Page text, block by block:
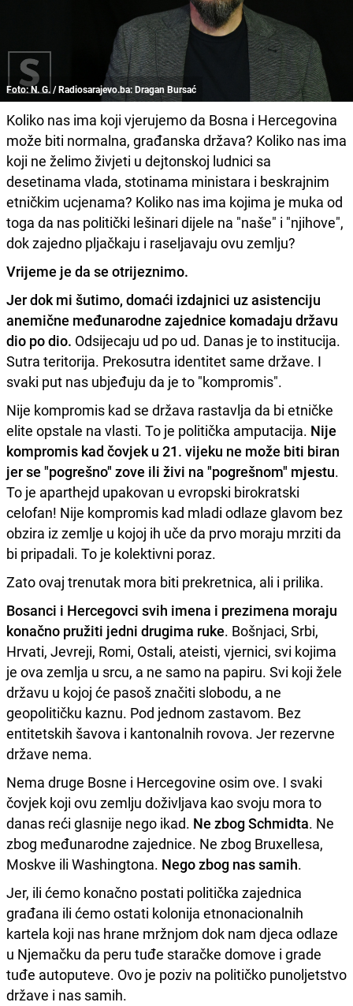
Foto: N. G. / Radiosarajevo.ba: Dragan Bursać
Koliko nas ima koji vjerujemo da Bosna i Hercegovina
može biti normalna, građanska država? Koliko nas ima
koji ne želimo živjeti u dejtonskoj ludnici sa
desetinama vlada, stotinama ministara i beskrajnim
etničkim ucjenama? Koliko nas ima kojima je muka od
toga da nas politički lešinari dijele na "naše" i "njihove",
dok zajedno pljačkaju i raseljavaju ovu zemlju?
Vrijeme je da se otrijeznimo.
Jer dok mi šutimo, domaći izdajnici uz asistenciju
anemične međunarodne zajednice komadaju državu
dio po dio. Odsijecaju ud po ud. Danas je to institucija.
Sutra teritorija. Prekosutra identitet same države. I
svaki put nas ubjeđuju da je to "kompromis".
Nije kompromis kad se država rastavlja da bi etničke
elite opstale na vlasti. To je politička amputacija. Nije
kompromis kad čovjek u 21. vijeku ne može biti biran
jer se "pogrešno" zove ili živi na "pogrešnom" mjestu.
To je aparthejd upakovan u evropski birokratski
celofan! Nije kompromis kad mladi odlaze glavom bez
obzira iz zemlje u kojoj ih uče da prvo moraju mrziti da
bi pripadali. To je kolektivni poraz.
Zato ovaj trenutak mora biti prekretnica, ali i prilika.
Bosanci i Hercegovci svih imena i prezimena moraju
konačno pružiti jedni drugima ruke. Bošnjaci, Srbi,
Hrvati, Jevreji, Romi, Ostali, ateisti, vjernici, svi kojima
je ova zemlja u srcu, a ne samo na papiru. Svi koji žele
državu u kojoj će pasoš značiti slobodu, a ne
geopolitičku kaznu. Pod jednom zastavom. Bez
entitetskih šavova i kantonalnih rovova. Jer rezervne
države nema.
Nema druge Bosne i Hercegovine osim ove. I svaki
čovjek koji ovu zemlju doživljava kao svoju mora to
danas reći glasnije nego ikad. Ne zbog Schmidta. Ne
zbog međunarodne zajednice. Ne zbog Bruxellesa,
Moskve ili Washingtona. Nego zbog nas samih.
Jer, ili ćemo konačno postati politička zajednica
građana ili ćemo ostati kolonija etnonacionalnih
kartela koji nas hrane mržnjom dok nam djeca odlaze
u Njemačku da peru tuđe staračke domove i grade
tuđe autoputeve. Ovo je poziv na političko punoljetstvo
države i nas samih.